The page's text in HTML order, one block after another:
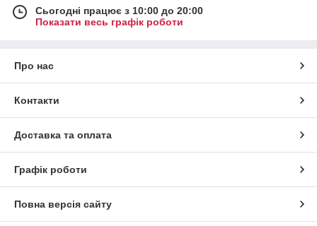
Сьогодні працює з 10:00 до 20:00
Показати весь графік роботи
Про нас
Контакти
Доставка та оплата
Графік роботи
Повна версія сайту